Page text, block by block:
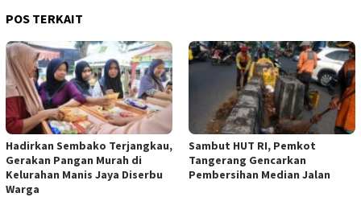
POS TERKAIT
Hadirkan Sembako Terjangkau,
Gerakan Pangan Murah di
Kelurahan Manis Jaya Diserbu
Warga
Sambut HUT RI, Pemkot
Tangerang Gencarkan
Pembersihan Median Jalan